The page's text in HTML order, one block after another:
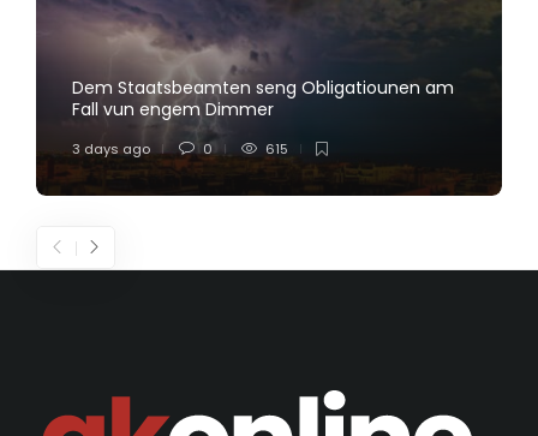
Dem Staatsbeamten seng Obligatiounen am
Fall vun engem Dimmer
3 days ago 0 615